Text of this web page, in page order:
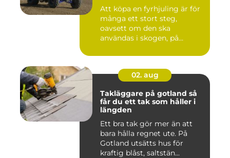
Att köpa en fyrhjuling är för
många ett stort steg,
oavsett om den ska
användas i skogen, på
02. aug
Takläggare på gotland så
får du ett tak som håller i
längden
Ett bra tak gör mer än att
bara hålla regnet ute. På
Gotland utsätts hus för
kraftig blåst, saltstän...